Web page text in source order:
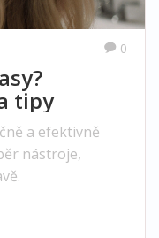
0
tipy
a efektivně
nástroje,